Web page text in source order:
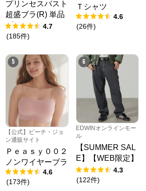
プリンセスバスト
超盛ブラ(R) 単品
ブラジャー4.7
(185件)
Ｔシャツ
4.6
(26件)
5
【公式】ピーチ・ジョ
ン通販サイト
Ｐｅａｓｙ００２
ノンワイヤーブラ
4.6
(173件)
6
EDWINオンラインモー
ル
【SUMMER SAL
E】【WEB限定】
STEPMARK ルー
ズペインターパン
4.3
(122件)
プラス オンラインストア
公式ECサイト